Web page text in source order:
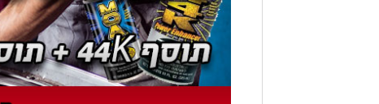
קיט לטיפול 10000
תוספים
אביזרים